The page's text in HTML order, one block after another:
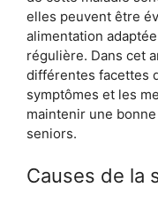
elles peuvent être
alimentation
régulière. Dans cet
différentes facettes
symptômes et les
maintenir une
seniors.
Causes de la